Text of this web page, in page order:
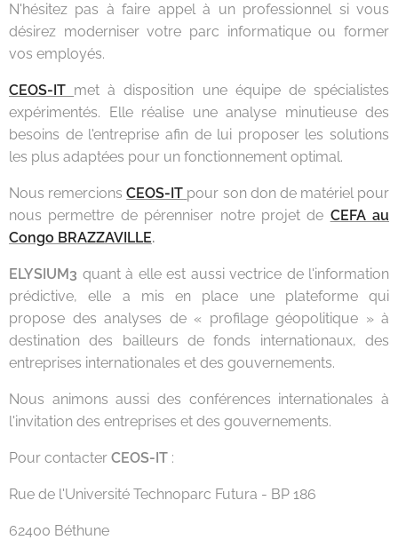
N'hésitez pas à faire appel à un professionnel si vous
désirez moderniser votre parc informatique ou former
vos employés.
CEOS-IT met à disposition une équipe de spécialistes
expérimentés. Elle réalise une analyse minutieuse des
besoins de l'entreprise afin de lui proposer les solutions
les plus adaptées pour un fonctionnement optimal.
Nous remercionsCEOS-IT pour son don de matériel pour
nous permettre de pérenniser notre projet de CEFA au
Congo BRAZZAVILLE.
ELYSIUM3 quant à elle est aussi vectrice de l'information
prédictive, elle a mis en place une plateforme qui
propose des analyses de « profilage géopolitique » à
destination des bailleurs de fonds internationaux, des
entreprises internationales et des gouvernements.
Nous animons aussi des conférences internationales à
l'invitation des entreprises et des gouvernements.
Pour contacter CEOS-IT :
Rue de l'Université Technoparc Futura - BP 186
62400 Béthune